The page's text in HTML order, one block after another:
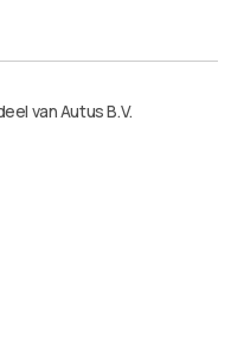
van Autus B.V.